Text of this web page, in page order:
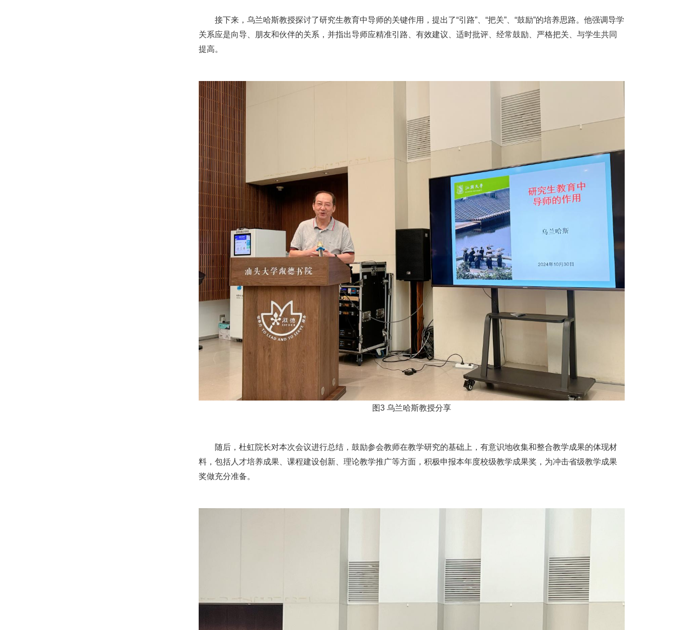
接下来，乌兰哈斯教授探讨了研究生教育中导师的关键作用，提出了“引路”、“把关”、“鼓励”的培养思路。他强调导学
关系应是向导、朋友和伙伴的关系，并指出导师应精准引路、有效建议、适时批评、经常鼓励、严格把关、与学生共同
提高。
图3 乌兰哈斯教授分享
随后，杜虹院长对本次会议进行总结，鼓励参会教师在教学研究的基础上，有意识地收集和整合教学成果的体现材
料，包括人才培养成果、课程建设创新、理论教学推广等方面，积极申报本年度校级教学成果奖，为冲击省级教学成果
奖做充分准备。